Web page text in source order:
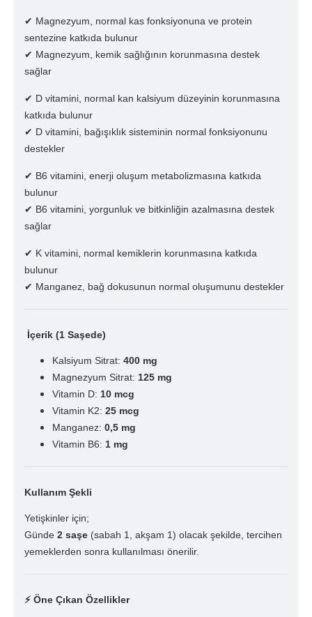
✔ Magnezyum, normal kas fonksiyonuna ve protein
sentezine katkıda bulunur
✔ Magnezyum, kemik sağlığının korunmasına destek
sağlar
✔ D vitamini, normal kan kalsiyum düzeyinin korunmasına
katkıda bulunur
✔ D vitamini, bağışıklık sisteminin normal fonksiyonunu
destekler
✔ B6 vitamini, enerji oluşum metabolizmasına katkıda
bulunur
✔ B6 vitamini, yorgunluk ve bitkinliğin azalmasına destek
sağlar
✔ K vitamini, normal kemiklerin korunmasına katkıda
bulunur
✔ Manganez, bağ dokusunun normal oluşumunu destekler
İçerik (1 Saşede)
Kalsiyum Sitrat: 400 mg
Magnezyum Sitrat: 125 mg
Vitamin D: 10 mcg
Vitamin K2: 25 mcg
Manganez: 0,5 mg
Vitamin B6: 1 mg
Kullanım Şekli
Yetişkinler için;
Günde 2 saşe (sabah 1, akşam 1) olacak şekilde, tercihen
yemeklerden sonra kullanılması önerilir.
⚡ Öne Çıkan Özellikler